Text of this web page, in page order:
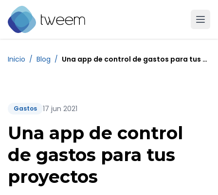
Ir a la página de inicio de Tweem
Inicio / Blog / Una app de control de gastos para tus proyectos
Gastos 17 jun 2021
Una app de control
de gastos para tus
proyectos